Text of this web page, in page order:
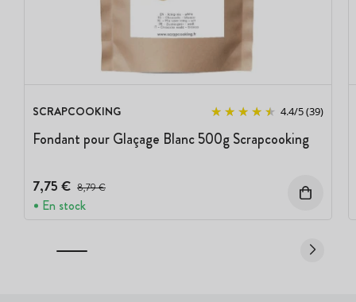
SCRAPCOOKING 4.4/5(39)
Fondant pour Glaçage Blanc 500g Scrapcooking
7,75 € Prix avant réduction :
8,79 €
En stock